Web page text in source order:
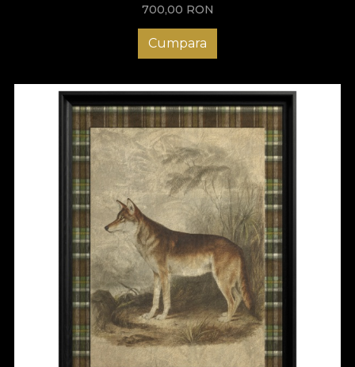
700,00 RON
Cumpara